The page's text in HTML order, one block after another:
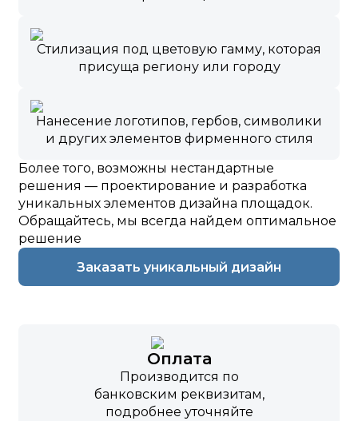
Стилизация под цветовую гамму, которая
присуща региону или городу
Нанесение логотипов, гербов, символики
и других элементов фирменного стиля
Более того, возможны нестандартные
решения — проектирование и разработка
уникальных элементов дизайна площадок.
Обращайтесь, мы всегда найдем оптимальное
решение
Заказать уникальный дизайн
Оплата
Производится по
банковским реквизитам,
подробнее уточняйте